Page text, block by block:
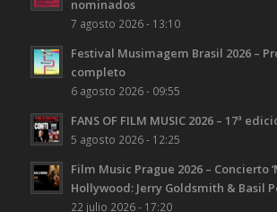
nominados
7 agosto 2026 - 13:10
Festival Musimagem Brasil 2026 –
completo
6 agosto 2026 - 09:55
FANS OF FILM MUSIC 2026 – 17ª
5 agosto 2026 - 12:25
Film Music Prague 2026 – Concierto
Hollywood: Jerry Goldsmith & Basil
22 julio 2026 - 17:20